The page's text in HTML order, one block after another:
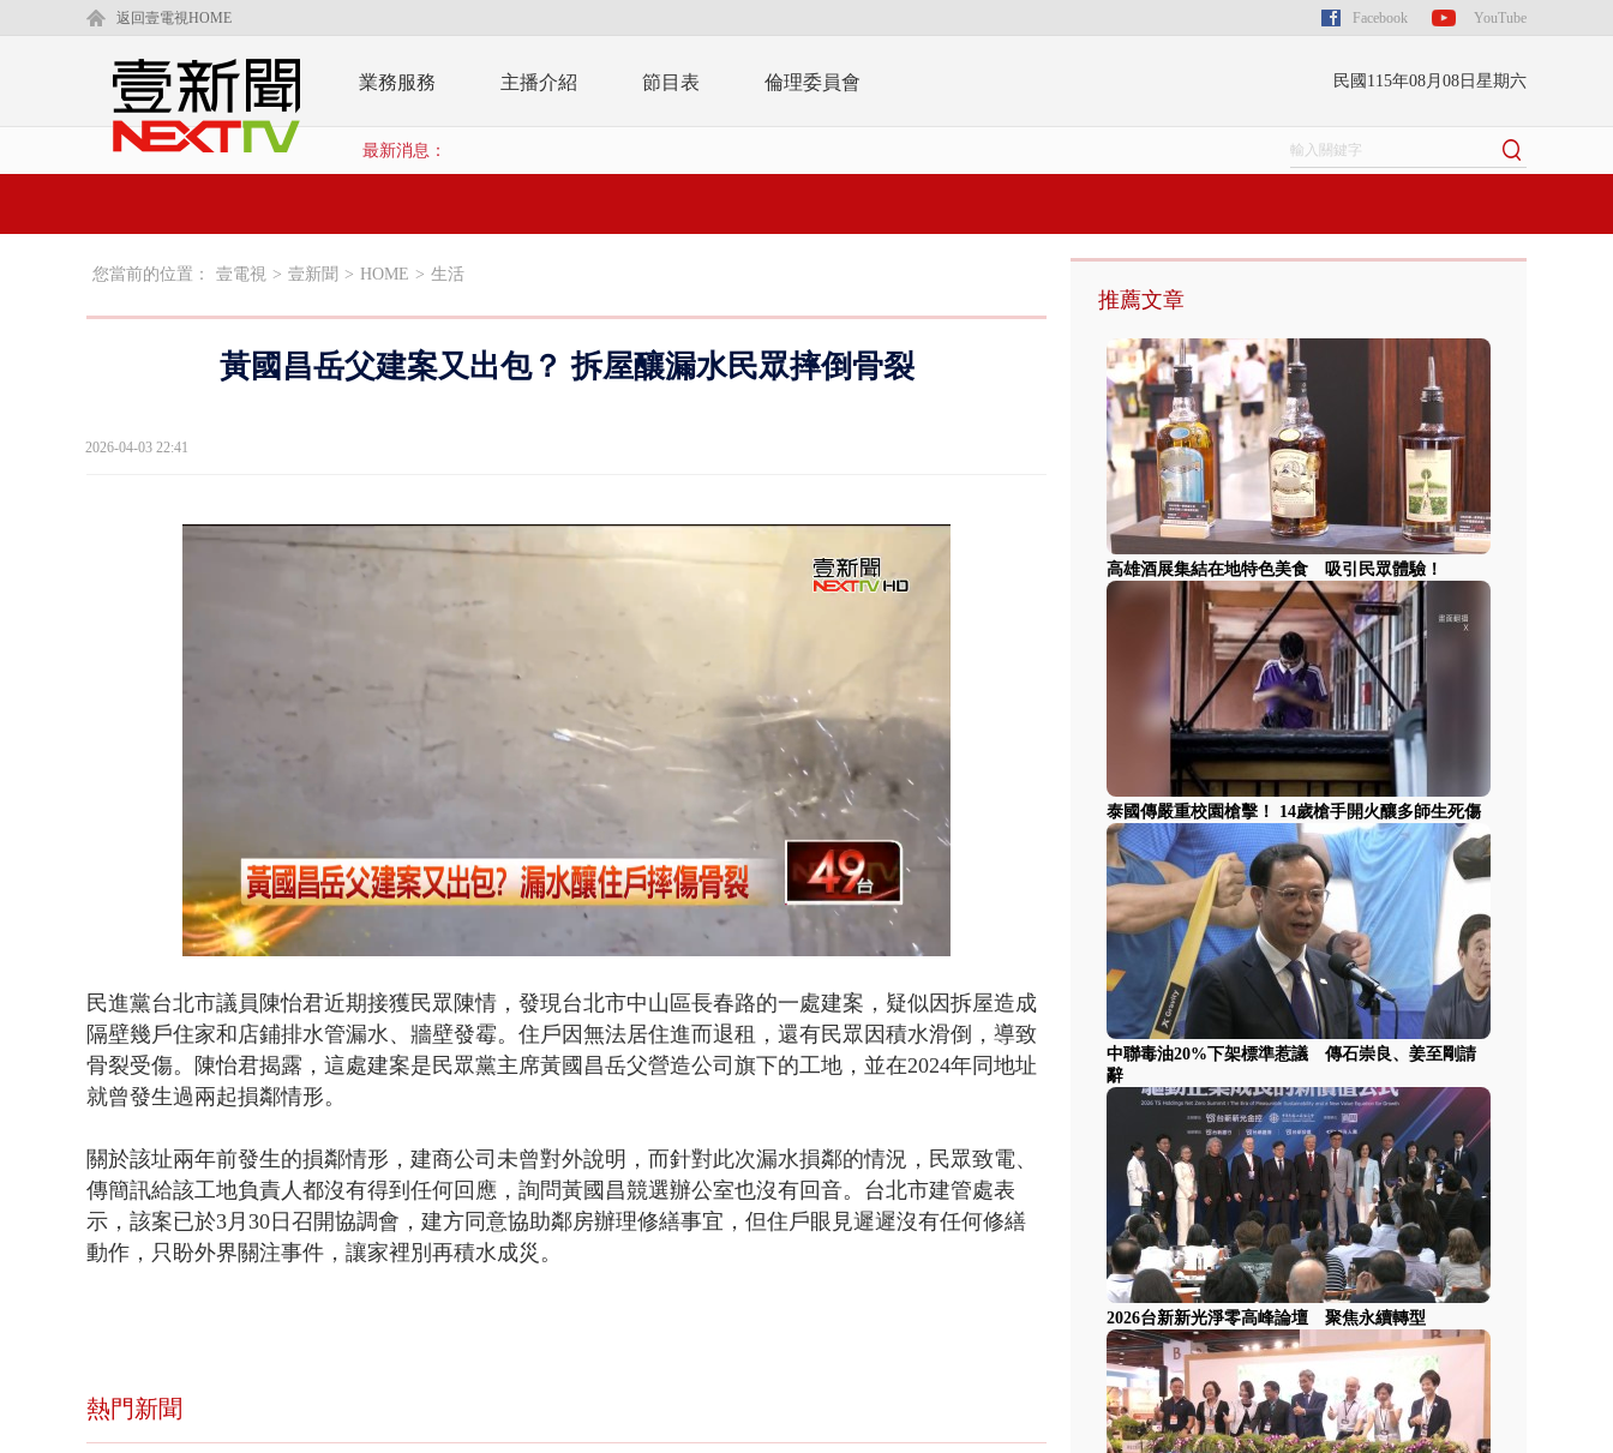
返回壹電視HOME Facebook YouTube
業務服務 主播介紹 節目表 倫理委員會 民國115年08月08日星期六
最新消息：
您當前的位置： 壹電視 > 壹新聞 > HOME > 生活
黃國昌岳父建案又出包？ 拆屋釀漏水民眾摔倒骨裂
2026-04-03 22:41
Unmute
35.16%
民進黨台北市議員陳怡君近期接獲民眾陳情，發現台北市中山區長春路的一處建案，疑似因拆屋造成
隔壁幾戶住家和店鋪排水管漏水、牆壁發霉。住戶因無法居住進而退租，還有民眾因積水滑倒，導致
骨裂受傷。陳怡君揭露，這處建案是民眾黨主席黃國昌岳父營造公司旗下的工地，並在2024年同地址
就曾發生過兩起損鄰情形。
關於該址兩年前發生的損鄰情形，建商公司未曾對外說明，而針對此次漏水損鄰的情況，民眾致電、
傳簡訊給該工地負責人都沒有得到任何回應，詢問黃國昌競選辦公室也沒有回音。台北市建管處表
示，該案已於3月30日召開協調會，建方同意協助鄰房辦理修繕事宜，但住戶眼見遲遲沒有任何修繕
動作，只盼外界關注事件，讓家裡別再積水成災。
熱門新聞
推薦文章
高雄酒展集結在地特色美食 吸引民眾體驗！
泰國傳嚴重校園槍擊！ 14歲槍手開火釀多師生死傷
中聯毒油20%下架標準惹議 傳石崇良、姜至剛請
辭
2026台新新光淨零高峰論壇 聚焦永續轉型